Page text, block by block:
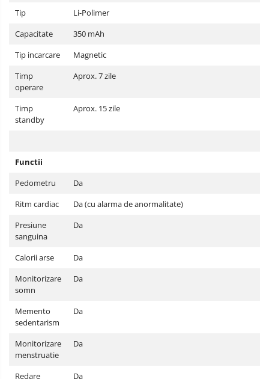
Tip
Li-Polimer
Capacitate
350 mAh
Tip incarcare
Magnetic
Timp
operare
Aprox. 7 zile
Timp
standby
Aprox. 15 zile
Functii
Pedometru
Da
Ritm cardiac
Da (cu alarma de anormalitate)
Presiune
sanguina
Da
Calorii arse
Da
Monitorizare
somn
Da
Memento
sedentarism
Da
Monitorizare
menstruatie
Da
Redare
Da